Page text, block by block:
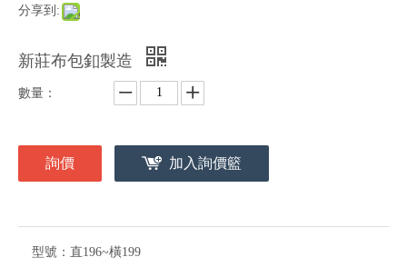
分享到:
新莊布包釦製造
數量：
詢價 加入詢價籃
型號： 直196~橫199